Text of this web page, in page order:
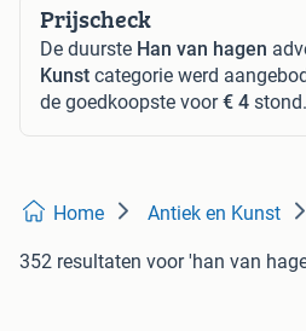
Prijscheck
De duurste Han van hagen
Kunst categorie werd
de goedkoopste voor€ 4 stond.
Home Antiek en Kunst
352 resultaten voor 'han van